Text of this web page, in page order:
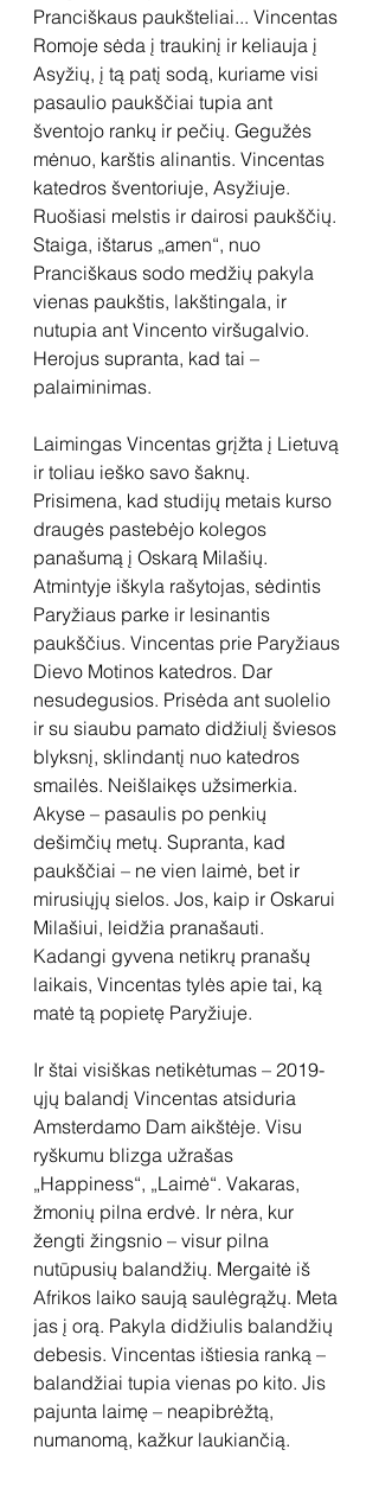
Pranciškaus paukšteliai... Vincentas
Romoje sėda į traukinį ir keliauja į
Asyžių, į tą patį sodą, kuriame visi
pasaulio paukščiai tupia ant
šventojo rankų ir pečių. Gegužės
mėnuo, karštis alinantis. Vincentas
katedros šventoriuje, Asyžiuje.
Ruošiasi melstis ir dairosi paukščių.
Staiga, ištarus „amen“, nuo
Pranciškaus sodo medžių pakyla
vienas paukštis, lakštingala, ir
nutupia ant Vincento viršugalvio.
Herojus supranta, kad tai –
palaiminimas.
Laimingas Vincentas grįžta į Lietuvą
ir toliau ieško savo šaknų.
Prisimena, kad studijų metais kurso
draugės pastebėjo kolegos
panašumą į Oskarą Milašių.
Atmintyje iškyla rašytojas, sėdintis
Paryžiaus parke ir lesinantis
paukščius. Vincentas prie Paryžiaus
Dievo Motinos katedros. Dar
nesudegusios. Prisėda ant suolelio
ir su siaubu pamato didžiulį šviesos
blyksnį, sklindantį nuo katedros
smailės. Neišlaikęs užsimerkia.
Akyse – pasaulis po penkių
dešimčių metų. Supranta, kad
paukščiai – ne vien laimė, bet ir
mirusiųjų sielos. Jos, kaip ir Oskarui
Milašiui, leidžia pranašauti.
Kadangi gyvena netikrų pranašų
laikais, Vincentas tylės apie tai, ką
matė tą popietę Paryžiuje.
Ir štai visiškas netikėtumas – 2019-
ųjų balandį Vincentas atsiduria
Amsterdamo Dam aikštėje. Visu
ryškumu blizga užrašas
„Happiness“, „Laimė“. Vakaras,
žmonių pilna erdvė. Ir nėra, kur
žengti žingsnio – visur pilna
nutūpusių balandžių. Mergaitė iš
Afrikos laiko saują saulėgrąžų. Meta
jas į orą. Pakyla didžiulis balandžių
debesis. Vincentas ištiesia ranką –
balandžiai tupia vienas po kito. Jis
pajunta laimę – neapibrėžtą,
numanomą, kažkur laukiančią.